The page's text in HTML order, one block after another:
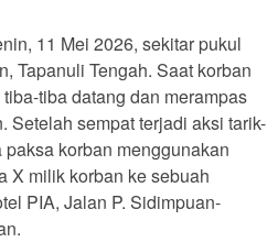
11 Mei 2026, sekitar pukul
Tapanuli Tengah. Saat korban
tiba datang dan merampas
Setelah sempat terjadi aksi tarik-
korban menggunakan
X milik korban ke sebuah
PIA, Jalan P. Sidimpuan-